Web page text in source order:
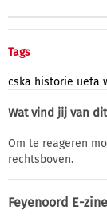
Tags
cska historie uefa
Wat vind jij van
Om te reageren
rechtsboven.
Feyenoord E-zine